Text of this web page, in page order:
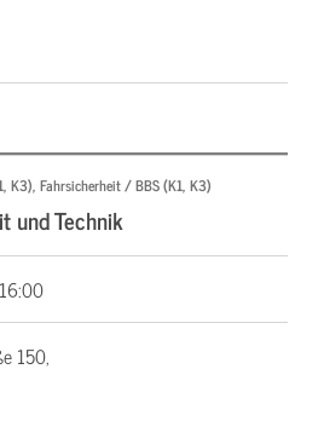
K3), Fahrsicherheit / BBS (K1, K3)
und Technik
150,